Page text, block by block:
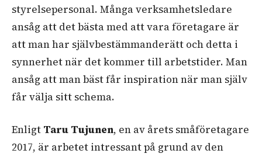
styrelsepersonal. Många verksamhetsledare
ansåg att det bästa med att vara företagare är
att man har självbestämmanderätt och detta i
synnerhet när det kommer till arbetstider. Man
ansåg att man bäst får inspiration när man själv
får välja sitt schema.
Enligt Taru Tujunen, en av årets småföretagare
2017, är arbetet intressant på grund av den